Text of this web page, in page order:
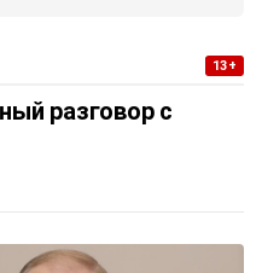
13+
разговор с